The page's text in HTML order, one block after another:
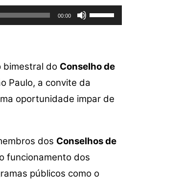
00:00
as
ou
para
baixo
diminuir
o
volume.
bimestral do Conselho de
Paulo, a convite da
oportunidade impar de
dos Conselhos de
funcionamento dos
públicos como o